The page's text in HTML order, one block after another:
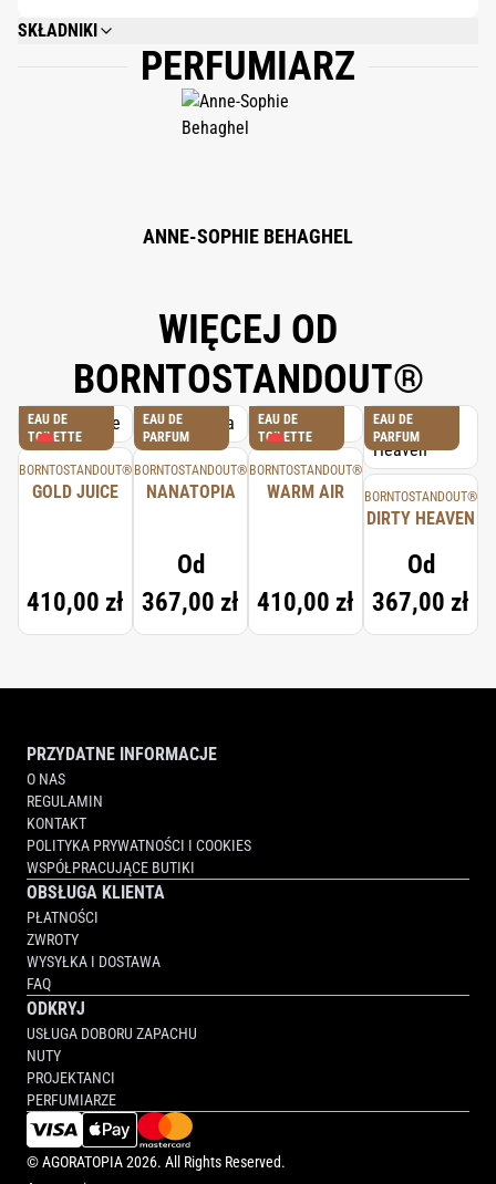
SKŁADNIKI
ALCOHOL DENAT., PARFUM (FRAGRANCE), AQUA (WATER), COUMARIN,
CINNAMAL, EUGENOL.PERFUMIARZ
ANNE-SOPHIE BEHAGHEL
WIĘCEJ OD
BORNTOSTANDOUT®
EAU DE
TOILETTE
BORNTOSTANDOUT®
GOLD JUICE
410,00 zł
EAU DE
PARFUM
BORNTOSTANDOUT®
NANATOPIA
Od
367,00 zł
EAU DE
TOILETTE
BORNTOSTANDOUT®
WARM AIR
410,00 zł
EAU DE
PARFUM
BORNTOSTANDOUT®
DIRTY HEAVEN
Od
367,00 zł
PRZYDATNE INFORMACJE
O NAS
REGULAMIN
KONTAKT
POLITYKA PRYWATNOŚCI I COOKIES
WSPÓŁPRACUJĄCE BUTIKI
OBSŁUGA KLIENTA
PŁATNOŚCI
ZWROTY
WYSYŁKA I DOSTAWA
FAQ
ODKRYJ
USŁUGA DOBORU ZAPACHU
NUTY
PROJEKTANCI
PERFUMIARZE
©AGORATOPIA2026. All Rights Reserved.